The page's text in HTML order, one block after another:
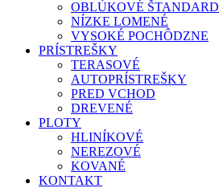
OBLÚKOVÉ ŠTANDARD
NÍZKE LOMENÉ
VYSOKÉ POCHÔDZNE
PRÍSTREŠKY
TERASOVÉ
AUTOPRÍSTREŠKY
PRED VCHOD
DREVENÉ
PLOTY
HLINÍKOVÉ
NEREZOVÉ
KOVANÉ
KONTAKT